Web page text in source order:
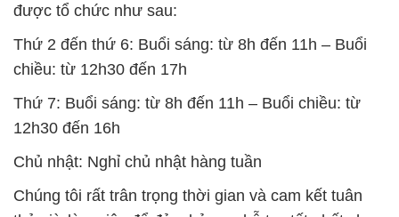
được tổ chức như sau:
Thứ 2 đến thứ 6: Buổi sáng: từ 8h đến 11h – Buổi
chiều: từ 12h30 đến 17h
Thứ 7: Buổi sáng: từ 8h đến 11h – Buổi chiều: từ
12h30 đến 16h
Chủ nhật: Nghỉ chủ nhật hàng tuần
Chúng tôi rất trân trọng thời gian và cam kết tuân